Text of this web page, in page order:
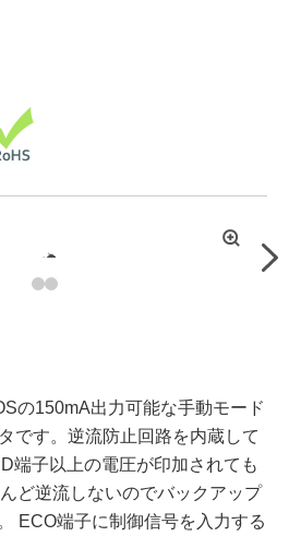
拡
の150mA出力可能な手動モード
です。逆流防止回路を内蔵して
端子以上の電圧が印加されても
ど逆流しないのでバックアップ
ECO端子に制御信号を入力する